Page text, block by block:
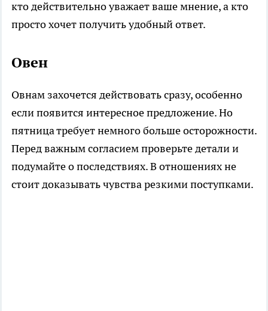
кто действительно уважает ваше мнение, а кто
просто хочет получить удобный ответ.
Овен
Овнам захочется действовать сразу, особенно
если появится интересное предложение. Но
пятница требует немного больше осторожности.
Перед важным согласием проверьте детали и
подумайте о последствиях. В отношениях не
стоит доказывать чувства резкими поступками.